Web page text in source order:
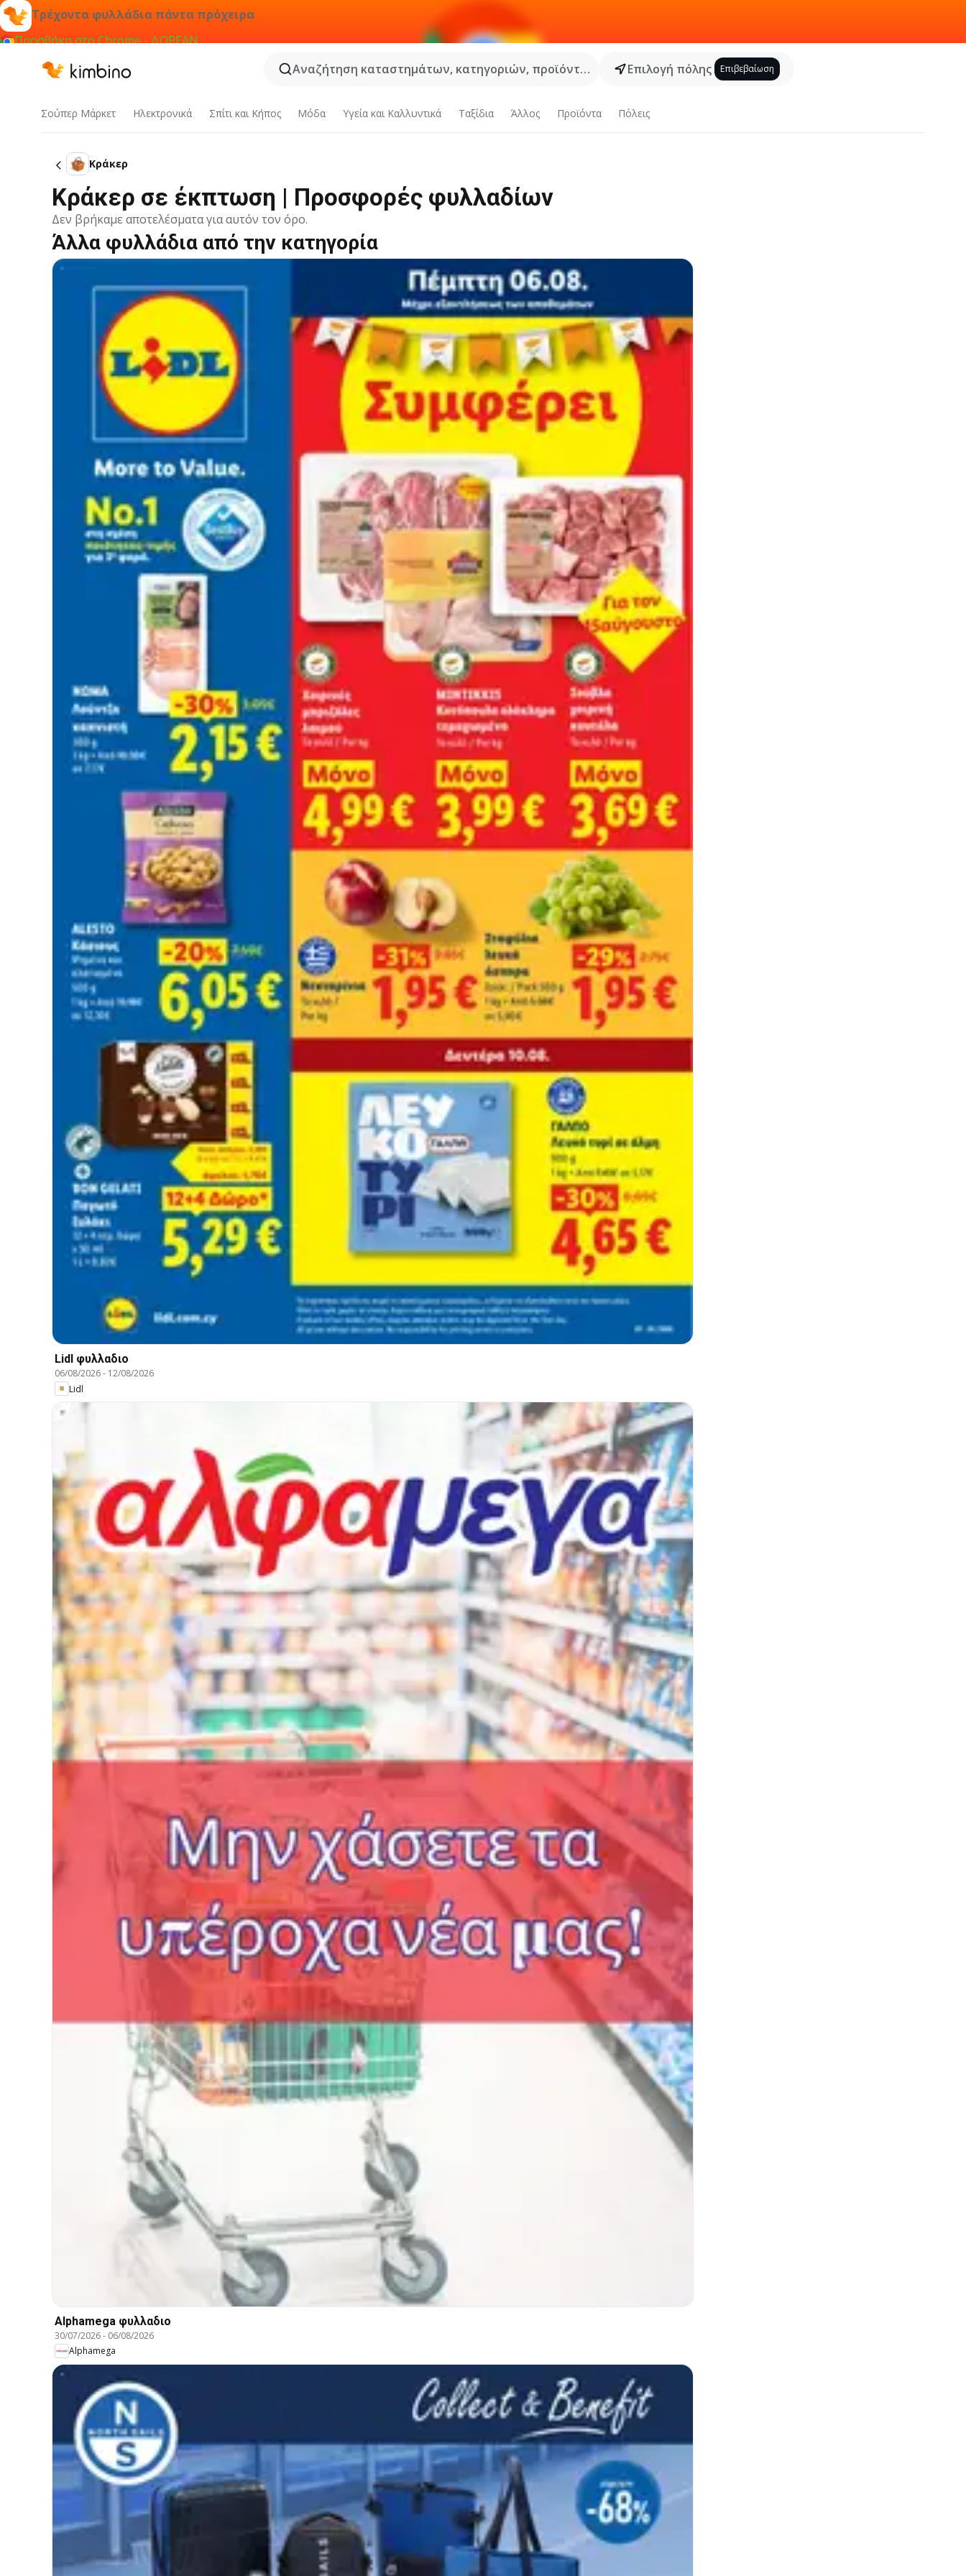
Τρέχοντα φυλλάδια πάντα πρόχειρα
Προσθήκη στο Chrome - ΔΩΡΕΑΝ
Αναζήτηση καταστημάτων, κατηγοριών, προϊόντων...
Επιλογή πόλης Επιβεβαίωση
Σούπερ Μάρκετ Hλεκτρονικά Σπίτι και Κήπος Μόδα Υγεία και Καλλυντικά Ταξίδια Άλλος Προϊόντα Πόλεις
Κράκερ
Κράκερ σε έκπτωση | Προσφορές φυλλαδίων
Δεν βρήκαμε αποτελέσματα για αυτόν τον όρο.
Άλλα φυλλάδια από την κατηγορία
Lidl φυλλαδιο
06/08/2026- 12/08/2026
Lidl
Alphamega φυλλαδιο
30/07/2026- 06/08/2026
Alphamega